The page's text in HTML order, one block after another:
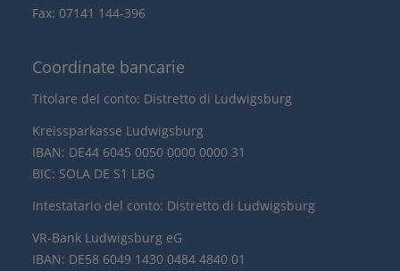
Fax: 07141 144-396
Coordinate bancarie
Titolare del conto: Distretto di Ludwigsburg
Kreissparkasse Ludwigsburg
IBAN: DE44 6045 0050 0000 0000 31
BIC: SOLA DE S1 LBG
Intestatario del conto: Distretto di Ludwigsburg
VR-Bank Ludwigsburg eG
IBAN: DE58 6049 1430 0484 4840 01